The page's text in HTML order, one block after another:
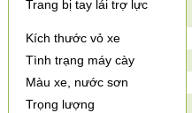
Trang bị tay lái trợ lực
Kích thước vỏ xe
Tình trạng máy cày
Màu xe, nước sơn
Trọng lượng